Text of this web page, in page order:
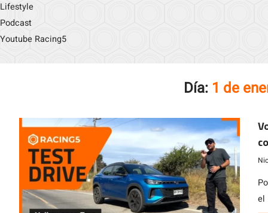
Lifestyle
Podcast
Youtube Racing5
Día: 1 de
el